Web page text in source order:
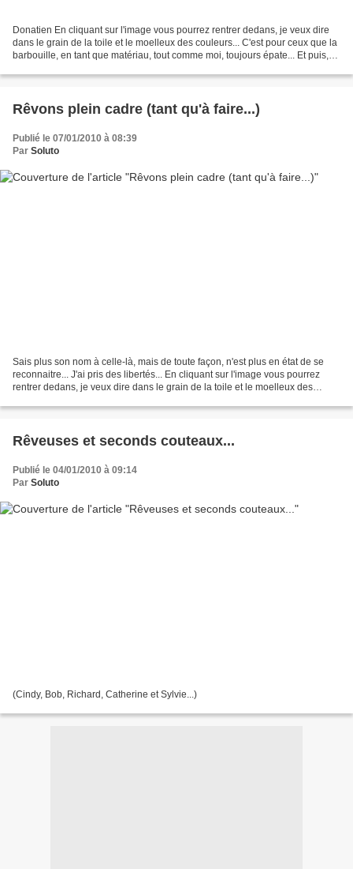
Donatien En cliquant sur l'image vous pourrez rentrer dedans, je veux dire
dans le grain de la toile et le moelleux des couleurs... C'est pour ceux que la
barbouille, en tant que matériau, tout comme moi, toujours épate... Et puis,
Rêvons plein cadre (tant qu'à faire...)
Publié le 07/01/2010 à 08:39
Par Soluto
Sais plus son nom à celle-là, mais de toute façon, n'est plus en état de se
reconnaitre... J'ai pris des libertés... En cliquant sur l'image vous pourrez
rentrer dedans, je veux dire dans le grain de la toile et le moelleux des
Rêveuses et seconds couteaux...
Publié le 04/01/2010 à 09:14
Par Soluto
(Cindy, Bob, Richard, Catherine et Sylvie...)